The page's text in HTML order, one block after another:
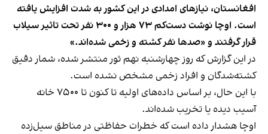
افغانستان، نیازهای امدادی در این کشور به شدت افزایش یافته
است. اوچا نوشت دست‌کم ۷۳ هزار و ۳۰۰ نفر تحت تاثیر سیلاب
قرار گرفتند و «صدها نفر کشته و زخمی شده‌اند.»
در این گزارش که روز چهارشنبه نهم ثور منتشر شده، شمار دقیق
کشته‌شدگان و افراد زخمی مشخص نشده است.
با این حال، بر اساس داده‌های اولیه تا کنون تا ۷۵۰۰ خانه
آسیب دیده یا تخریب شده‌اند.
اوچا هشدار داده است که خطرات حفاظتی در مناطق سیل‌زده